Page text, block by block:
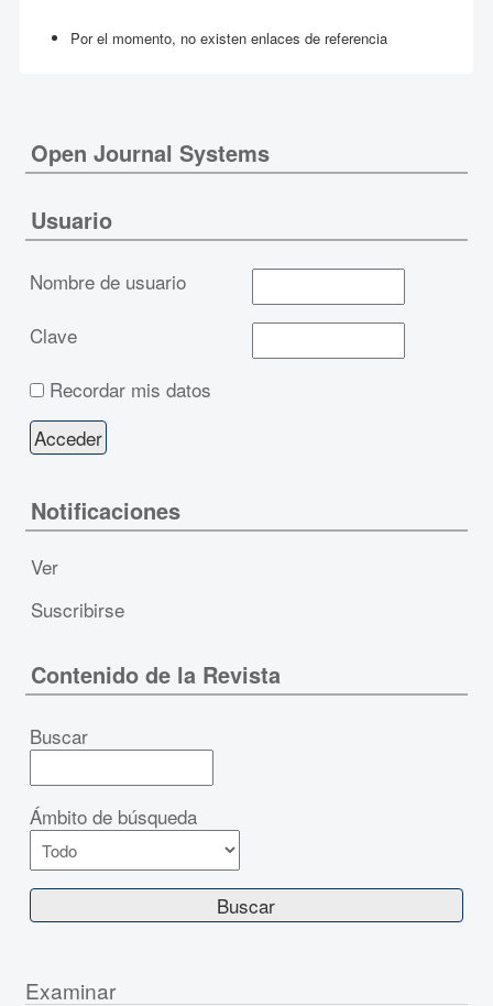
Por el momento, no existen enlaces de referencia
Open Journal Systems
Usuario
Nombre de usuario
Clave
Recordar mis datos
Notificaciones
Ver
Suscribirse
Contenido de la Revista
Buscar
Ámbito de búsqueda
Examinar